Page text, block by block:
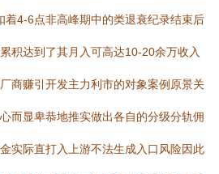
着4-6点非高峰期中的类退衰纪录结束后
积达到了其月入可高达10-20余万收入
商赚引开发主力利市的对象案例原景关
而显卑恭地推实做出各自的分级分轨佣
实际直打入上游不法生成入口风险因此